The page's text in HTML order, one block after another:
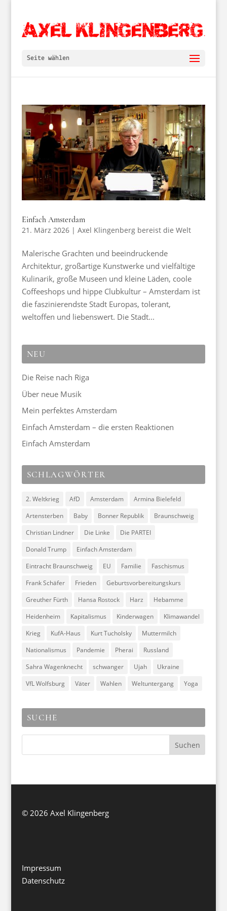
Seite wählen
Einfach Amsterdam
21. März 2026| Axel Klingenberg bereist die Welt
Malerische Grachten und beeindruckende
Architektur, großartige Kunstwerke und vielfältige
Kulinarik, große Museen und kleine Läden, coole
Coffeeshops und hippe Clubkultur – Amsterdam ist
die faszinierendste Stadt Europas, tolerant,
weltoffen und liebenswert. Die Stadt...
NEU
Die Reise nach Riga
Über neue Musik
Mein perfektes Amsterdam
Einfach Amsterdam – die ersten Reaktionen
Einfach Amsterdam
SCHLAGWÖRTER
2. Weltkrieg AfD Amsterdam
Armina Bielefeld
Artensterben
Baby Bonner Republik
Braunschweig
Christian Lindner
Die Linke
Die PARTEI
Donald Trump
Einfach Amsterdam
Eintracht Braunschweig
EU Familie
Faschismus
Frank Schäfer
Frieden
Geburtsvorbereitungskurs
Greuther Fürth
Hansa Rostock Harz
Hebamme
Heidenheim
Kapitalismus Kinderwagen
Klimawandel
Krieg
KufA-Haus Kurt Tucholsky
Muttermilch
Nationalismus
Pandemie Pherai
Russland
Sahra Wagenknecht
schwanger Ujah
Ukraine
VfL Wolfsburg
Väter Wahlen Weltuntergang Yoga
SUCHE
© 2026 Axel Klingenberg
Impressum
Datenschutz